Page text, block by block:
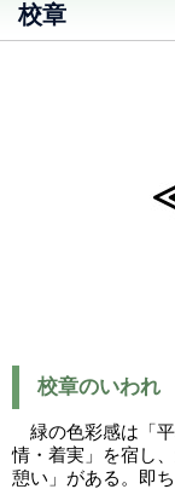
校章
校章のいわれ
緑の色彩感は「
情・着実」を宿し
憩い」がある。即